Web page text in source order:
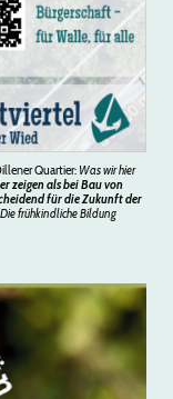
Quartier: Was wir hier
zeigen als bei Bau von
für die Zukunft der
frühkindliche Bildung